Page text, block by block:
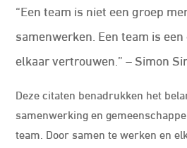
“Een team is niet een groep
samenwerken. Een team is
elkaar vertrouwen.” – Simon
Deze citaten benadrukken het
samenwerking en
team. Door samen te werken en